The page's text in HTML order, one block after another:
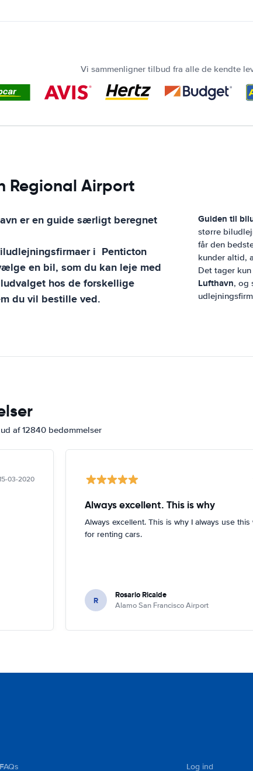
Vi sammenligner tilbud fra alle de kendte
Regional Airport
er en guide særligt beregnet
i Penticton
en bil, som du kan leje med
hos de forskellige
du vil bestille ved.
Guiden til
større
får den
kunder altid,
Det tager
Lufthavn, og
af 12840 bedømmelser
03-2020
Always excellent. This is why
Always excellent. This is why I always use this
for renting cars.
R Rosario Ricalde
Alamo San Francisco Airport
FAQs Log ind